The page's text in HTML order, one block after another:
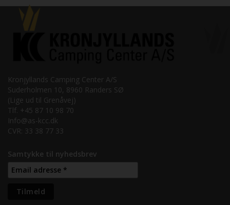
Kronjyllands Camping Center A/S
Suderholmen 10, 8960 Randers SØ
(Lige ud til Grenåvej)
Tlf. +45 87 10 98 70
Info@as-kcc.dk
CVR: 33 38 77 33
Samtykke til nyhedsbrev